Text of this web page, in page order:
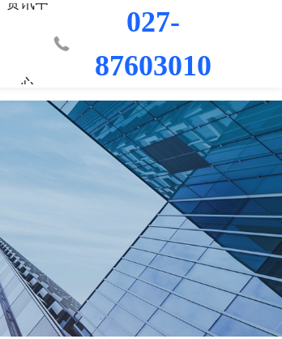
荣誉资质
城市更新事业部
混凝土外加剂
防水/防腐涂料
科研平台
桥梁隧道工程
水利水电工程
资讯中
心
行业新闻
027-
87603010